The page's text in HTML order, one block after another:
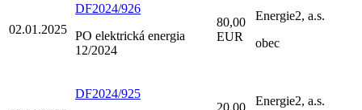
02.01.2025
DF2024/926
PO elektrická energia
12/2024
80,00
EUR
Energie2, a.s.
obec
DF2024/925
20,00
Energie2, a.s.